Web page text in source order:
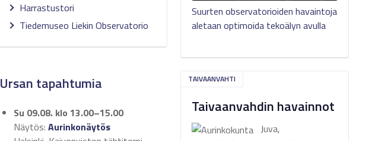
Harrastustori
Tiedemuseo Liekin Observatorio
Ursan tapahtumia
Su 09.08. klo 13.00–15.00
Näytös: Aurinkonäytös
Suurten observatorioiden havaintoja
aletaan optimoida tekoälyn avulla
TAIVAANVAHTI
Taivaanvahdin havainnot
Juva,